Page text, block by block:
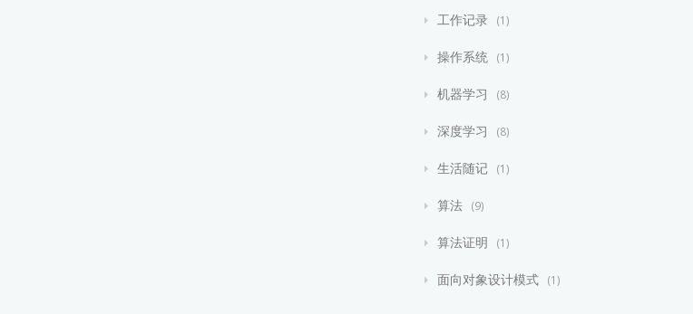
工作记录 1
操作系统 1
机器学习 8
深度学习 8
生活随记 1
算法 9
算法证明 1
面向对象设计模式 1